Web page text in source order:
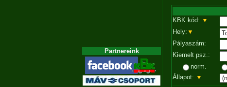
Partnereink
KBK kód: ▼
Hely: ▼
Pályaszám:
Kiemelt psz.:
norm.
Állapot: ▼